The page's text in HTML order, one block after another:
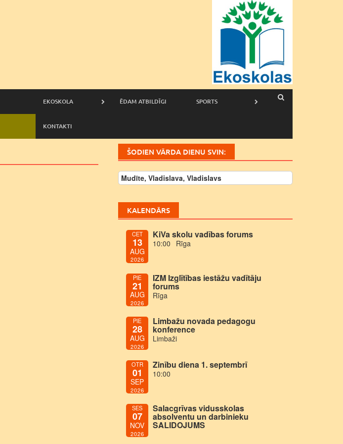
EKOSKOLA ĒDAM ATBILDĪGI SPORTS
KONTAKTI
ŠODIEN VĀRDA DIENU SVIN:
Mudīte, Vladislava, Vladislavs
KALENDĀRS
CET
13
AUG
2026
KiVa skolu vadības forums
10:00 Rīga
PIE
21
AUG
2026
IZM Izglītības iestāžu vadītāju
forums
Rīga
PIE
28
AUG
2026
Limbažu novada pedagogu
konference
Limbaži
OTR
01
SEP
2026
Zinību diena 1. septembrī
10:00
SES
07
NOV
2026
Salacgrīvas vidusskolas
absolventu un darbinieku
SALIDOJUMS